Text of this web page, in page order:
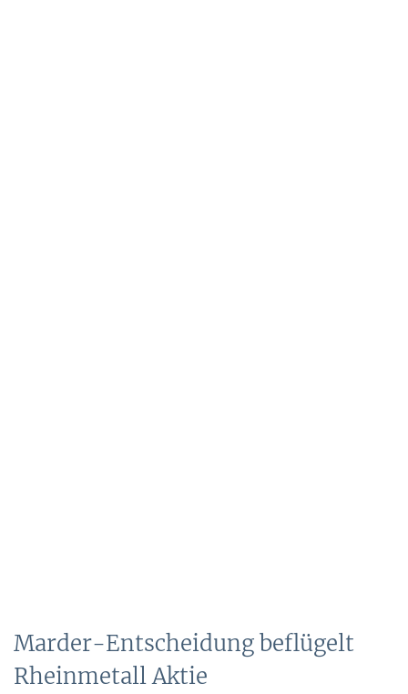
Marder-Entscheidung beflügelt
Rheinmetall Aktie